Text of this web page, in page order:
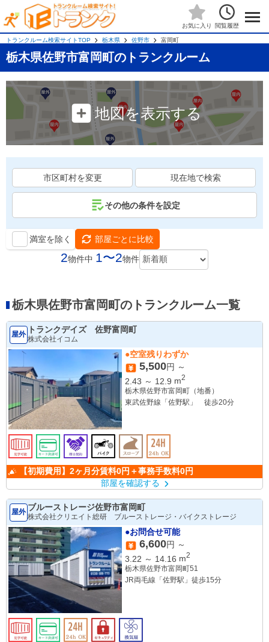
お気に入り 閲覧履歴
トランクルーム検索サイトTOP 栃木県 佐野市 富岡町
栃木県佐野市富岡町のトランクルーム
地図を表示する
市区町村を変更 現在地で検索
その他の条件を設定
満室を除く 部屋ごとに比較
2物件中 1〜2物件
栃木県佐野市富岡町のトランクルーム一覧
屋外 トランクデイズ 佐野富岡町
株式会社イコム
●空室残りわずか
5,500円 ～
2.43 ～ 12.9 m2
栃木県佐野市富岡町（地番）
東武佐野線「佐野駅」 徒歩20分
【初期費用】2ヶ月分賃料0円＋事務手数料0円
部屋を確認する
屋外 ブルーストレージ佐野市富岡町
株式会社クリエイト総研 ブルーストレージ・バイクストレージ
●お問合せ可能
6,600円 ～
3.22 ～ 14.16 m2
栃木県佐野市富岡町51
JR両毛線「佐野駅」徒歩15分